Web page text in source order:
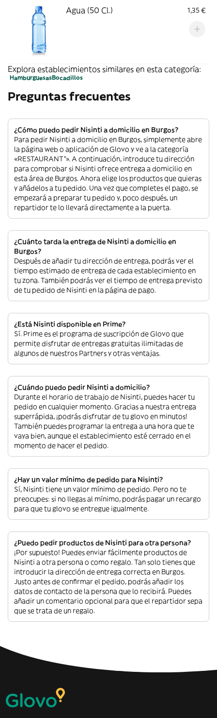
Agua (50 Cl.) 1,35 €
Explora establecimientos similares en esta categoría:
HamburguesasBocadillos
Preguntas frecuentes
¿Cómo puedo pedir Nisinti a domicilio en Burgos?
Para pedir Nisinti a domicilio en Burgos, simplemente abre
la página web o aplicación de Glovo y ve a la categoría
«RESTAURANT”». A continuación, introduce tu dirección
para comprobar si Nisinti ofrece entrega a domicilio en
esta área de Burgos. Ahora elige los productos que quieras
y añádelos a tu pedido. Una vez que completes el pago, se
empezará a preparar tu pedido y, poco después, un
repartidor te lo llevará directamente a la puerta.
¿Cuánto tarda la entrega de Nisinti a domicilio en
Burgos?
Después de añadir tu dirección de entrega, podrás ver el
tiempo estimado de entrega de cada establecimiento en
tu zona. También podrás ver el tiempo de entrega previsto
de tu pedido de Nisinti en la página de pago.
¿Está Nisinti disponible en Prime?
Sí. Prime es el programa de suscripción de Glovo que
permite disfrutar de entregas gratuitas ilimitadas de
algunos de nuestros Partners y otras ventajas.
¿Cuándo puedo pedir Nisinti a domicilio?
Durante el horario de trabajo de Nisinti, puedes hacer tu
pedido en cualquier momento. Gracias a nuestra entrega
superrápida, ¡podrás disfrutar de tu glovo en minutos!
También puedes programar la entrega a una hora que te
vaya bien, aunque el establecimiento esté cerrado en el
momento de hacer el pedido.
¿Hay un valor mínimo de pedido para Nisinti?
Sí, Nisinti tiene un valor mínimo de pedido. Pero no te
preocupes: si no llegas al mínimo, podrás pagar un recargo
para que tu glovo se entregue igualmente.
¿Puedo pedir productos de Nisinti para otra persona?
¡Por supuesto! Puedes enviar fácilmente productos de
Nisinti a otra persona o como regalo. Tan solo tienes que
introducir la dirección de entrega correcta en Burgos.
Justo antes de confirmar el pedido, podrás añadir los
datos de contacto de la persona que lo recibirá. Puedes
añadir un comentario opcional para que el repartidor sepa
que se trata de un regalo.